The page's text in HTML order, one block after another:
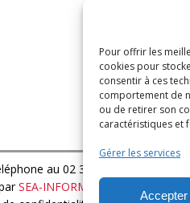
Pour offrir les
cookies pour
consentir à ces
comportement de
ou de retirer son
caractéristiques et
Gérer les services
Accepter
ARCHIVES
au 02 32 44 13 15
SEA-INFORMATIQUE.FR